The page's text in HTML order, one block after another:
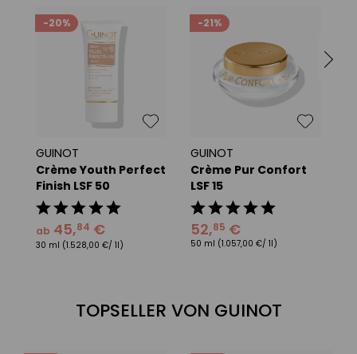
-20%
GUINOT
Crème Youth Perfect
Finish LSF 50
ab 45,84 €
30 ml (1.528,00 €/ 1l)
-21%
GUINOT
Crème Pur Confort
LSF 15
52,85 €
50 ml (1.057,00 €/ 1l)
TOPSELLER VON GUINOT